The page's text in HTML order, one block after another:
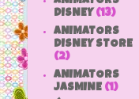
DISNEY (13)
ANIMATORS
DISNEY STORE
(2)
ANIMATORS
JASMINE (1)